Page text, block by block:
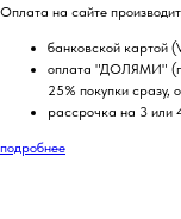
Оплата на сайте
банковской картой
оплата "ДОЛЯМИ"
25% покупки сразу,
рассрочка на 3 или
подробнее